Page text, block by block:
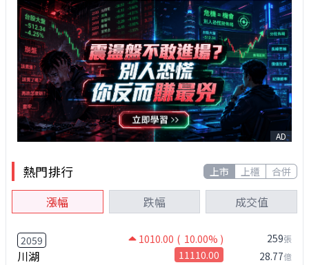
AD
熱門排行 上市 上櫃 合併
漲幅 跌幅 成交值
2059 1010.00 ( 10.00% )
川湖 11110.00
259張
28.77億